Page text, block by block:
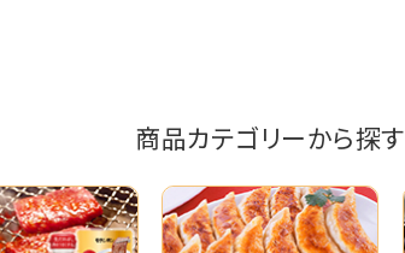
商品カテゴリーから探す